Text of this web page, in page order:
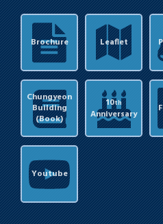
Brochure Leaflet
Chungyeon
Building
(Book)
10th
Anniversary
Youtube